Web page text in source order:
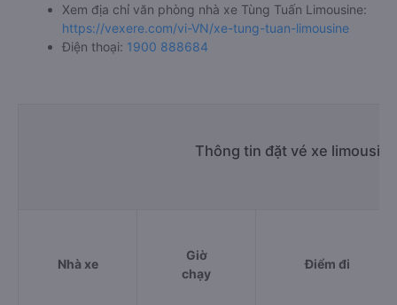
Xem địa chỉ văn phòng nhà xe Tùng Tuấn Limousine:
https://vexere.com/vi-VN/xe-tung-tuan-limousine
Điện thoại: 1900 888684
Thông tin đặt vé xe
Nhà xe
Giờ
chạy
Điểm đi